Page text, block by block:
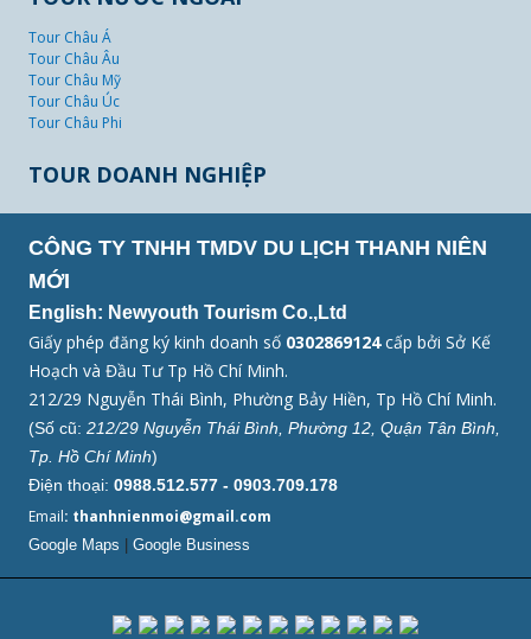
Tour Châu Á
Tour Châu Âu
Tour Châu Mỹ
Tour Châu Úc
Tour Châu Phi
TOUR DOANH NGHIỆP
CÔNG TY TNHH TMDV DU LỊCH THANH NIÊN
MỚI
English: Newyouth Tourism Co.,Ltd
Giấy phép đăng ký kinh doanh số 0302869124cấp bởi Sở Kế
Hoạch và Đầu Tư Tp Hồ Chí Minh.
212/29 Nguyễn Thái Bình, Phường Bảy Hiền, Tp Hồ Chí Minh.
(Số cũ: 212/29 Nguyễn Thái Bình, Phường 12, Quận Tân Bình,
Tp. Hồ Chí Minh)
Điện thoại: 0988.512.577 - 0903.709.178
Email: thanhnienmoi@gmail.com
Google Maps Google Business